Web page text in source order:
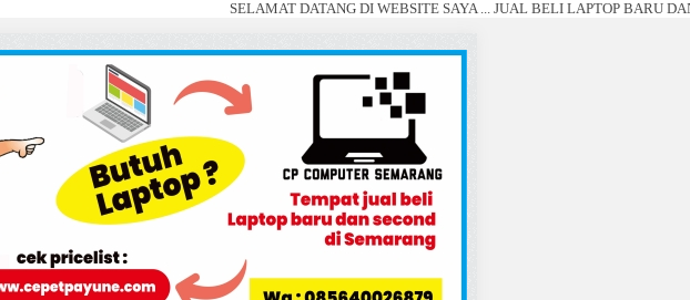
SELAMAT DATANG DI WEBSITE SAYA ... JUAL BELI LAPTOP BARU DAN